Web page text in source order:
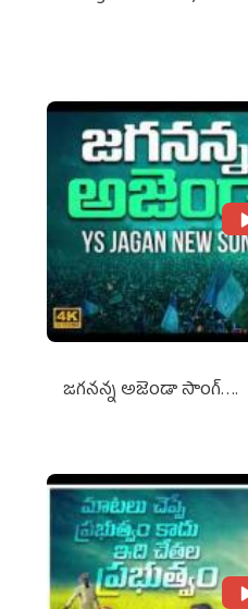
జగనన్న అజెండా సాంగ్….